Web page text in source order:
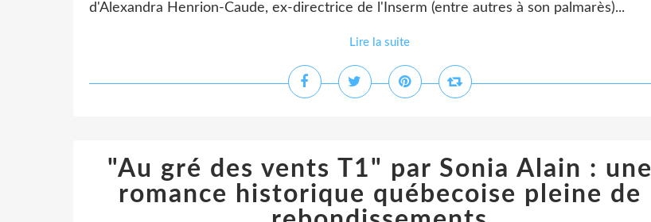
d'Alexandra Henrion-Caude, ex-directrice de l'Inserm (entre autres à son palmarès)...
Lire la suite
"Au gré des vents T1" par Sonia Alain : une
romance historique québecoise pleine de